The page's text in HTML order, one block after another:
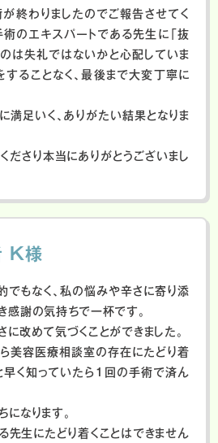
終わりましたのでご報告させてく
のエキスパートである先生に「抜
は失礼ではないかと心配していま
することなく、最後まで大変丁寧に
満足いく、ありがたい結果となりま
ださり本当にありがとうございまし
K様
でもなく、私の悩みや辛さに寄り添
感謝の気持ちで一杯です。
改めて気づくことができました。
美容医療相談室の存在にたどり着
早く知っていたら1回の手術で済ん
なります。
先生にたどり着くことはできません